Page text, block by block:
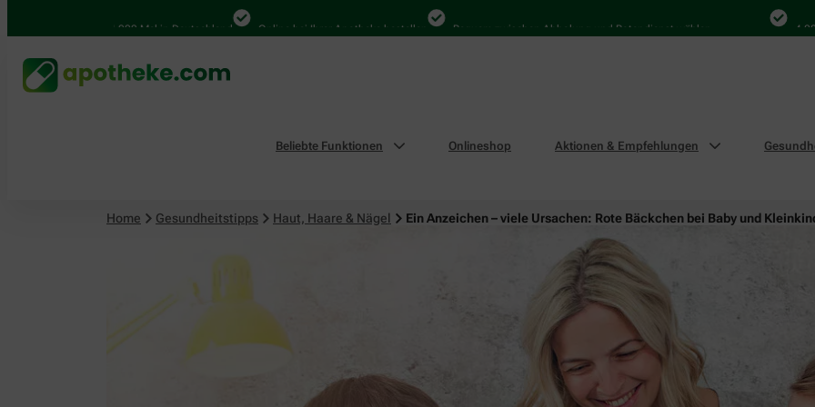
4.000 Mal in Deutschland Online bei Ihrer Apotheke bestellen Bequem zwischen Abholung und Botendienst wählen 4.000
Beliebte Funktionen Onlineshop Aktionen & Empfehlungen
Home Gesundheitstipps Haut, Haare & Nägel Ein Anzeichen – viele Ursachen: Rote Bäckchen bei Baby und
Haut, Haare & Nägel